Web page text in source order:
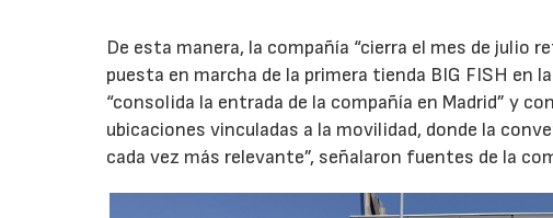
De esta manera, la compañía “cierra el mes de julio
puesta en marcha de la primera tienda BIG FISH en
“consolida la entrada de la compañía en Madrid” y
ubicaciones vinculadas a la movilidad, donde la
cada vez más relevante”, señalaron fuentes de la